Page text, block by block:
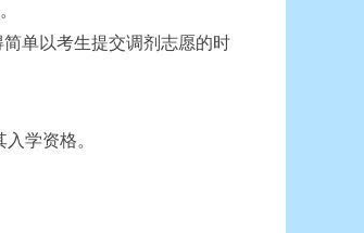
单以考生提交调剂志愿的时
学资格。